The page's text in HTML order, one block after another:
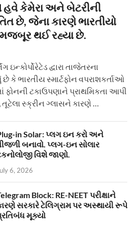
હવે કેમેરા અને બેટરીની
છે, જેના કારણે ભારતીયો
મજબૂર થઈ રહ્યા છે.
ઇન્કોર્પોરેટેડ દ્વારા તાજેતરના
કે ભારતીય સ્માર્ટફોન વપરાશકર્તાઓ
ફોનની ટકાઉપણાને પ્રાથમિકતા આપી
સ્ક્રીન ગ્લાસને કારણે …
in Solar: પ્લગ ઇન કરો અને
બનાવો. પ્લગ-ઇન સોલાર
વિશે જાણો.
6, 2026
Block: RE-NEET પરીક્ષાને
સરકારે ટેલિગ્રામ પર અસ્થાયી રૂપે
મૂક્યો